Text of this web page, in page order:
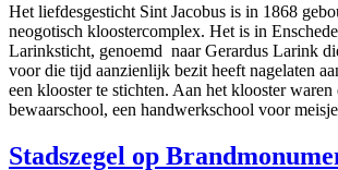
Het liefdesgesticht Sint Jacobus is in 1868
neogotisch kloostercomplex. Het is in
Larinksticht, genoemd naar Gerardus Larink
voor die tijd aanzienlijk bezit heeft nagelaten
een klooster te stichten. Aan het klooster waren
bewaarschool, een handwerkschool voor
Stadszegel op